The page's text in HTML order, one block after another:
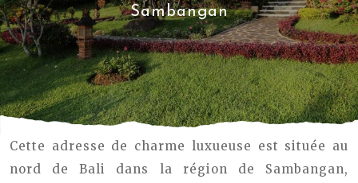
Sambangan
Cette adresse de charme luxueuse est située au
nord de Bali dans la région de Sambangan,